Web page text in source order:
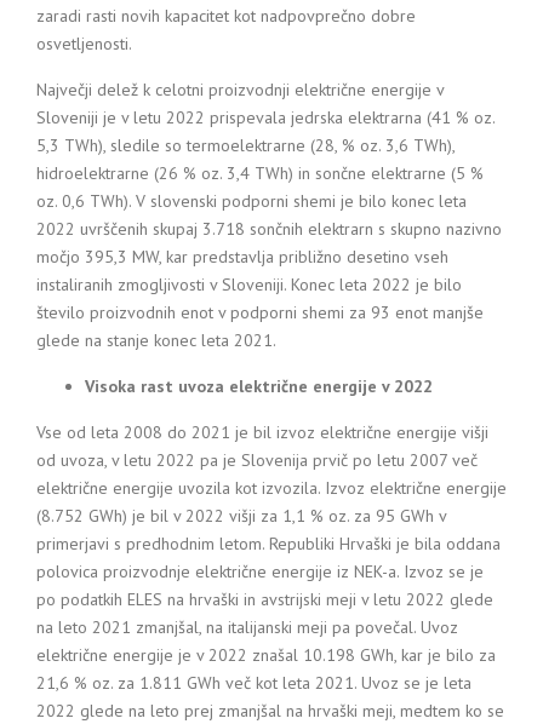
zaradi rasti novih kapacitet kot nadpovprečno dobre
osvetljenosti.
Največji delež k celotni proizvodnji električne energije v
Sloveniji je v letu 2022 prispevala jedrska elektrarna (41 % oz.
5,3 TWh), sledile so termoelektrarne (28, % oz. 3,6 TWh),
hidroelektrarne (26 % oz. 3,4 TWh) in sončne elektrarne (5 %
oz. 0,6 TWh). V slovenski podporni shemi je bilo konec leta
2022 uvrščenih skupaj 3.718 sončnih elektrarn s skupno nazivno
močjo 395,3 MW, kar predstavlja približno desetino vseh
instaliranih zmogljivosti v Sloveniji. Konec leta 2022 je bilo
število proizvodnih enot v podporni shemi za 93 enot manjše
glede na stanje konec leta 2021.
Visoka rast uvoza električne energije v 2022
Vse od leta 2008 do 2021 je bil izvoz električne energije višji
od uvoza, v letu 2022 pa je Slovenija prvič po letu 2007 več
električne energije uvozila kot izvozila. Izvoz električne energije
(8.752 GWh) je bil v 2022 višji za 1,1 % oz. za 95 GWh v
primerjavi s predhodnim letom. Republiki Hrvaški je bila oddana
polovica proizvodnje električne energije iz NEK-a. Izvoz se je
po podatkih ELES na hrvaški in avstrijski meji v letu 2022 glede
na leto 2021 zmanjšal, na italijanski meji pa povečal. Uvoz
električne energije je v 2022 znašal 10.198 GWh, kar je bilo za
21,6 % oz. za 1.811 GWh več kot leta 2021. Uvoz se je leta
2022 glede na leto prej zmanjšal na hrvaški meji, medtem ko se